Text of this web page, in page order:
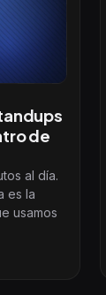
de
al día.
es la
usamos